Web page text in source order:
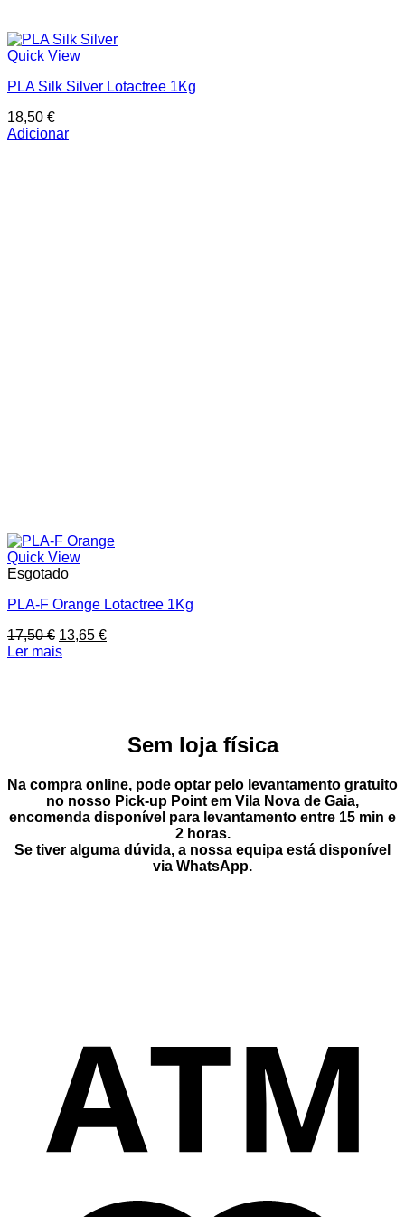
Quick View
PLA Silk Silver Lotactree 1Kg
18,50 €
Adicionar
Quick View
Esgotado
PLA-F Orange Lotactree 1Kg
17,50€ O
preço
13,65 €O
Ler mais
Sem loja física
Na compra online, pode optar pelo levantamento gratuito
no nosso Pick-up Point em Vila Nova de Gaia,
encomenda disponível para levantamento entre 15 min e
2 horas.
Se tiver alguma dúvida, a nossa equipa está disponível
via WhatsApp.